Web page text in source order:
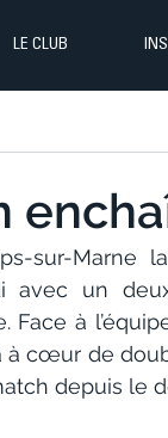
LE CLUB
sur-Marne
avec un
Face à
à cœur de
depuis le